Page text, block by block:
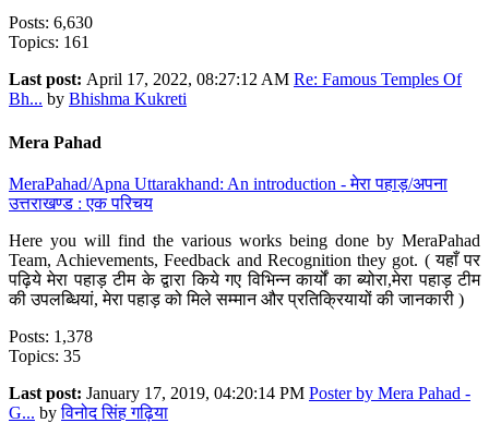
Posts: 6,630
Topics: 161
Last post: April 17, 2022, 08:27:12 AM Re: Famous Temples Of
Bh... by Bhishma Kukreti
Mera Pahad
MeraPahad/Apna Uttarakhand: An introduction - मेरा पहाड़/अपना
उत्तराखण्ड : एक परिचय
Here you will find the various works being done by MeraPahad
Team, Achievements, Feedback and Recognition they got. ( यहाँ पर
पढ़िये मेरा पहाड़ टीम के द्वारा किये गए विभिन्न कार्यों का ब्योरा,मेरा पहाड़ टीम
की उपलब्धियां, मेरा पहाड़ को मिले सम्मान और प्रतिक्रियायों की जानकारी )
Posts: 1,378
Topics: 35
Last post: January 17, 2019, 04:20:14 PM Poster by Mera Pahad -
G... byविनोद सिंह गढ़िया